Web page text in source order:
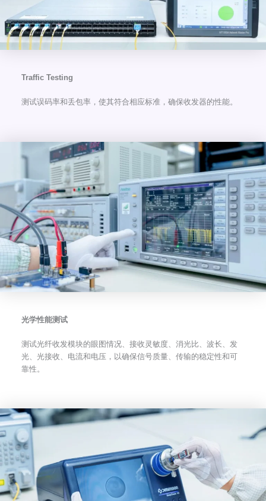
Traffic Testing
测试误码率和丢包率，使其符合相应标准，确保收发器的性能。
光学性能测试
测试光纤收发模块的眼图情况、接收灵敏度、消光比、波长、发
光、光接收、电流和电压，以确保信号质量、传输的稳定性和可
靠性。